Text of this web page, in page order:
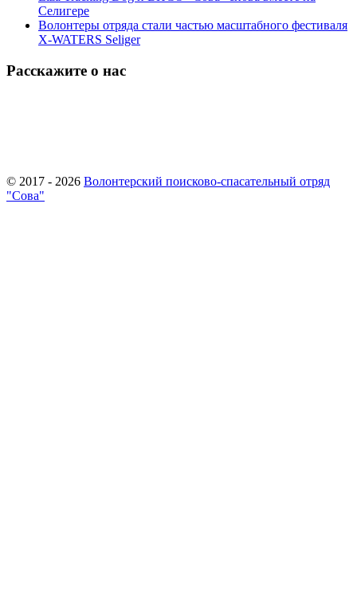
Селигере
Волонтеры отряда стали частью масштабного фестиваля
X-WATERS Seliger
Расскажите о нас
© 2017 - 2026 Волонтерский поисково-спасательный отряд
"Сова"